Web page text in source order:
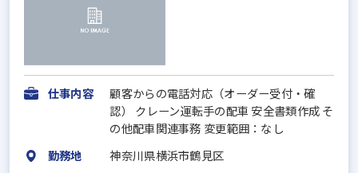
仕事内容
顧客からの電話対応（オーダー受付・確
認） クレーン運転手の配車 安全書類作成 そ
の他配車関連事務 変更範囲：なし
勤務地
神奈川県横浜市鶴見区